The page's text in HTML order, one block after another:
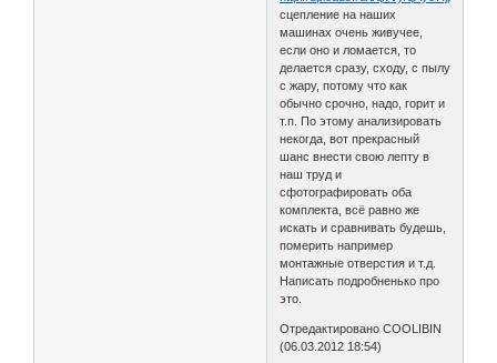
сцепление на наших
машинах очень живучее,
если оно и ломается, то
делается сразу, сходу, с пылу
с жару, потому что как
обычно срочно, надо, горит и
т.п. По этому анализировать
некогда, вот прекрасный
шанс внести свою лепту в
наш труд и
сфотографировать оба
комплекта, всё равно же
искать и сравнивать будешь,
померить например
монтажные отверстия и т.д.
Написать подробненько про
это.
Отредактировано COOLIBIN
(06.03.2012 18:54)